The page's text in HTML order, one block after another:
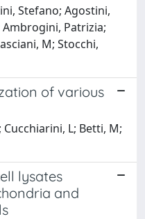
Stefano; Agostini,
Patrizia;
M; Stocchi,
of various
L; Betti, M;
lysates
and